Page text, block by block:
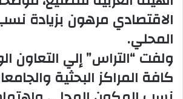
الاقتصادي مرهون بزيادة
المحلي.
ولفت “التراس” إلي التعاون
كافة المراكز البحثية